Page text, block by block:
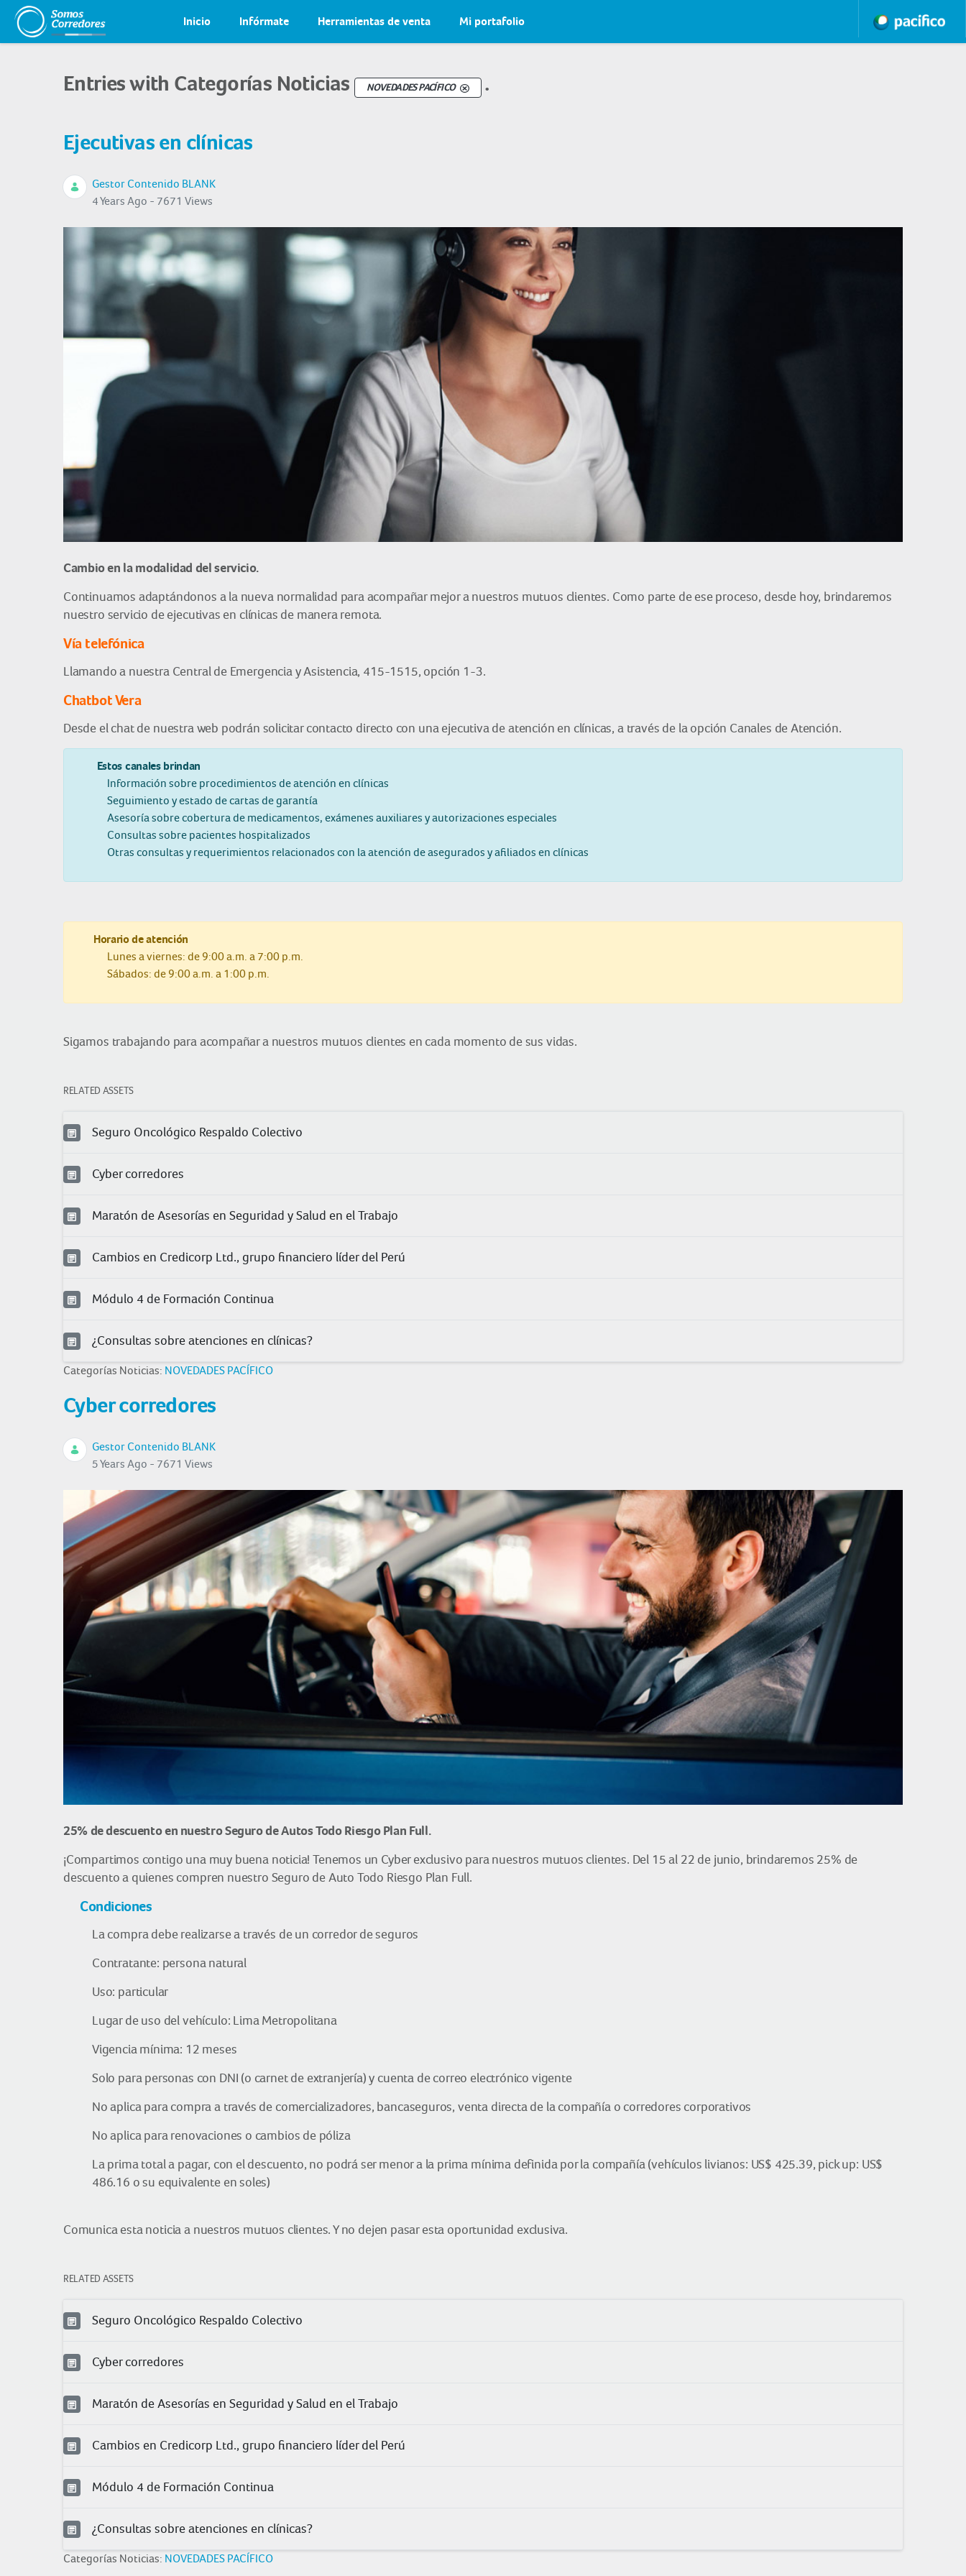
Inicio Infórmate Herramientas de venta Mi portafolio
Entries with Categorías Noticias NOVEDADES PACÍFICO .
Ejecutivas en clínicas
Gestor Contenido BLANK
4 Years Ago - 7671 Views
Cambio en la modalidad del servicio.
Continuamos adaptándonos a la nueva normalidad para acompañar mejor a nuestros mutuos clientes. Como parte de ese proceso, desde hoy, brindaremos
nuestro servicio de ejecutivas en clínicas de manera remota.
Vía telefónica
Llamando a nuestra Central de Emergencia y Asistencia, 415-1515, opción 1-3.
Chatbot Vera
Desde el chat de nuestra web podrán solicitar contacto directo con una ejecutiva de atención en clínicas, a través de la opción Canales de Atención.
Estos canales brindan
Información sobre procedimientos de atención en clínicas
Seguimiento y estado de cartas de garantía
Asesoría sobre cobertura de medicamentos, exámenes auxiliares y autorizaciones especiales
Consultas sobre pacientes hospitalizados
Otras consultas y requerimientos relacionados con la atención de asegurados y afiliados en clínicas
Horario de atención
Lunes a viernes: de 9:00 a.m. a 7:00 p.m.
Sábados: de 9:00 a.m. a 1:00 p.m.
Sigamos trabajando para acompañar a nuestros mutuos clientes en cada momento de sus vidas.
RELATED ASSETS
Seguro Oncológico Respaldo Colectivo
Cyber corredores
Maratón de Asesorías en Seguridad y Salud en el Trabajo
Cambios en Credicorp Ltd., grupo financiero líder del Perú
Módulo 4 de Formación Continua
¿Consultas sobre atenciones en clínicas?
Categorías Noticias: NOVEDADES PACÍFICO
Cyber corredores
Gestor Contenido BLANK
5 Years Ago - 7671 Views
25% de descuento en nuestro Seguro de Autos Todo Riesgo Plan Full.
¡Compartimos contigo una muy buena noticia! Tenemos un Cyber exclusivo para nuestros mutuos clientes. Del 15 al 22 de junio, brindaremos 25% de
descuento a quienes compren nuestro Seguro de Auto Todo Riesgo Plan Full.
Condiciones
La compra debe realizarse a través de un corredor de seguros
Contratante: persona natural
Uso: particular
Lugar de uso del vehículo: Lima Metropolitana
Vigencia mínima: 12 meses
Solo para personas con DNI (o carnet de extranjería) y cuenta de correo electrónico vigente
No aplica para compra a través de comercializadores, bancaseguros, venta directa de la compañía o corredores corporativos
No aplica para renovaciones o cambios de póliza
La prima total a pagar, con el descuento, no podrá ser menor a la prima mínima definida por la compañía (vehículos livianos: US$ 425.39, pick up: US$
486.16 o su equivalente en soles)
Comunica esta noticia a nuestros mutuos clientes. Y no dejen pasar esta oportunidad exclusiva.
RELATED ASSETS
Seguro Oncológico Respaldo Colectivo
Cyber corredores
Maratón de Asesorías en Seguridad y Salud en el Trabajo
Cambios en Credicorp Ltd., grupo financiero líder del Perú
Módulo 4 de Formación Continua
¿Consultas sobre atenciones en clínicas?
Categorías Noticias: NOVEDADES PACÍFICO